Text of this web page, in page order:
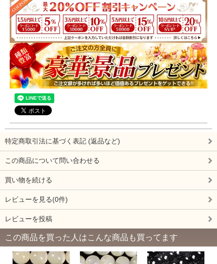
特定商取引法に基づく表記 (返品など)
この商品について問い合わせる
買い物を続ける
レビューを見る(0件)
レビューを投稿
この商品を買った人はこんな商品も買ってます